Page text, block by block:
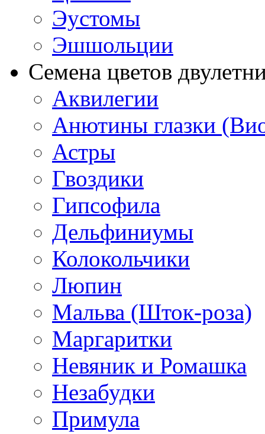
Эустомы
Эшшольции
Семена цветов
Аквилегии
Анютины глазки
Астры
Гвоздики
Гипсофила
Дельфиниумы
Колокольчики
Люпин
Мальва (Шток-роза)
Маргаритки
Невяник и Ромашка
Незабудки
Примула